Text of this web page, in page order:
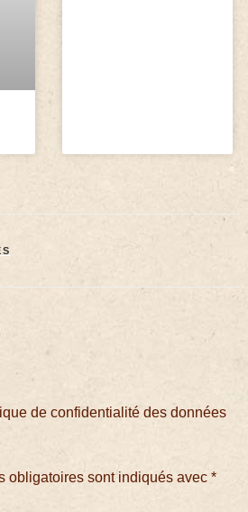
de confidentialité des données
obligatoires sont indiqués avec*